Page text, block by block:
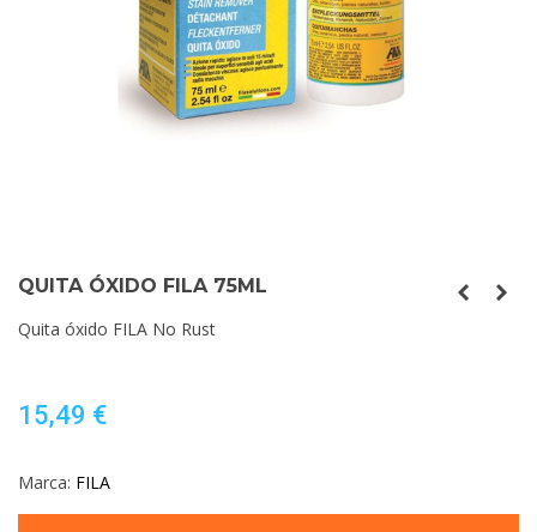
QUITA ÓXIDO FILA 75ML
Quita óxido FILA No Rust
15,49 €
Marca: FILA